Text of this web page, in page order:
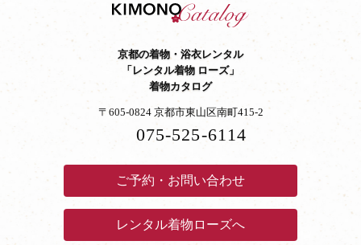
京都の着物・浴衣レンタル
「レンタル着物 ローズ」
着物カタログ
〒605-0824 京都市東山区南町415-2
075-525-6114
ご予約・お問い合わせ
レンタル着物ローズへ